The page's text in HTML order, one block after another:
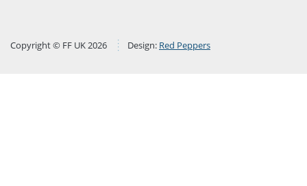
Copyright © FF UK 2026 Design: Red Peppers